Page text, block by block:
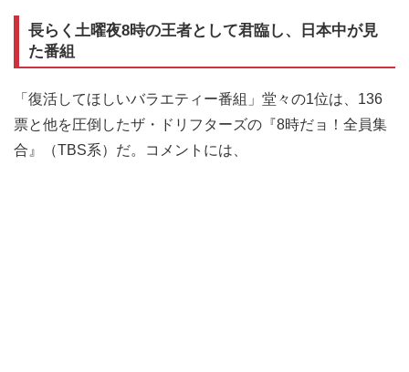
長らく土曜夜8時の王者として君臨し、日本中が見
た番組
「復活してほしいバラエティー番組」堂々の1位は、136
票と他を圧倒したザ・ドリフターズの『8時だョ！全員集
合』（TBS系）だ。コメントには、